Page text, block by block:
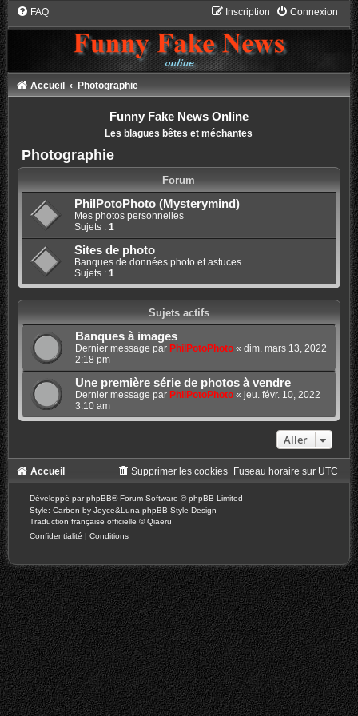
FAQ Connexion
Inscription
Accueil Photographie
Funny Fake News Online
Les blagues bêtes et méchantes
Photographie
Forum
PhilPotoPhoto (Mysterymind)
Mes photos personnelles
Sujets : 1
Sites de photo
Banques de données photo et astuces
Sujets : 1
Sujets actifs
Banques à images
Dernier message par PhilPotoPhoto« dim. mars 13, 2022
2:18 pm
Une première série de photos à vendre
Dernier message par PhilPotoPhoto« jeu. févr. 10, 2022
3:10 am
Aller
Accueil Fuseau horaire sur UTC
Supprimer les cookies
Développé parphpBB® Forum Software © phpBB Limited
Style: Carbon by Joyce&Luna phpBB-Style-Design
Traduction française officielle ©Qiaeru
Confidentialité | Conditions